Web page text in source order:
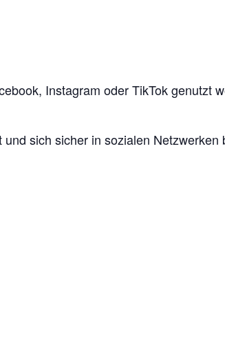
Instagram oder TikTok genutzt
sich sicher in sozialen Netzwerken